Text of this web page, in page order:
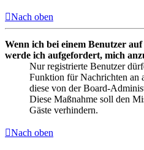
Nach oben
Wenn ich bei einem Benutzer
werde ich aufgefordert, mich
Nur registrierte Benutzer
Funktion für Nachrichten an
diese von der Board-
Diese Maßnahme soll den
Gäste verhindern.
Nach oben